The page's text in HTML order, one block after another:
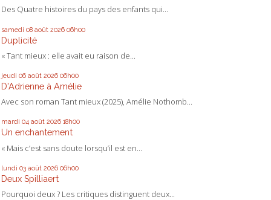
Des Quatre histoires du pays des enfants qui...
samedi 08 août 2026 06h00
Duplicité
« Tant mieux : elle avait eu raison de...
jeudi 06 août 2026 06h00
D'Adrienne à Amélie
Avec son roman Tant mieux (2025), Amélie Nothomb...
mardi 04 août 2026 18h00
Un enchantement
« Mais c’est sans doute lorsqu’il est en...
lundi 03 août 2026 06h00
Deux Spilliaert
Pourquoi deux ? Les critiques distinguent deux...